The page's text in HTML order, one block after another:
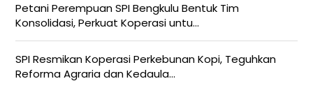
Petani Perempuan SPI Bengkulu Bentuk Tim
Konsolidasi, Perkuat Koperasi untu...
SPI Resmikan Koperasi Perkebunan Kopi, Teguhkan
Reforma Agraria dan Kedaula...